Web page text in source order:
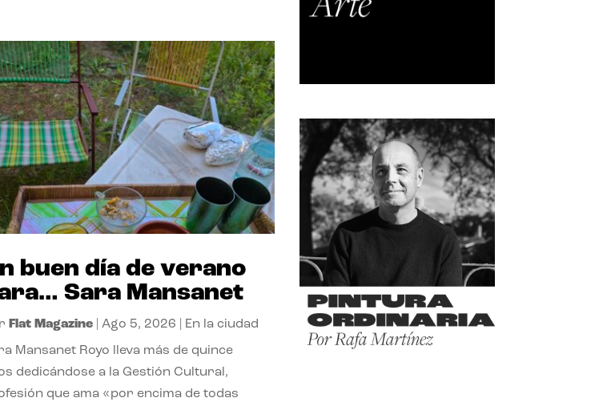
buen día de verano
Sara Mansanet
Flat Magazine| Ago 5, 2026 En la ciudad
Mansanet Royo lleva más de quince
dedicándose a la Gestión Cultural,
que ama «por encima de todas